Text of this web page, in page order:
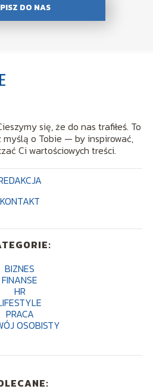
DO NAS
się, że do nas trafiłeś. To
o Tobie — by inspirować,
Ci wartościowych treści.
KONTAKT
BIZNES
FINANSE
HR
PRACA
OSOBISTY